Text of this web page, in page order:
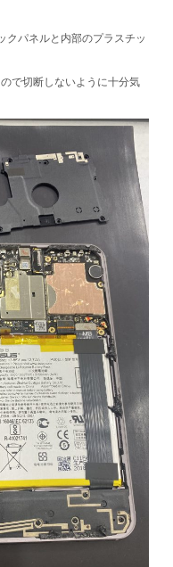
クパネルと内部のプラスチッ
で切断しないように十分気